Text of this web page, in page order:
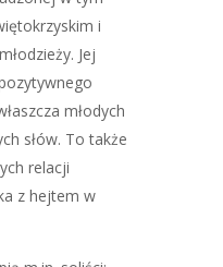
i
Jej
młodych
słów. To także
relacji
z hejtem w